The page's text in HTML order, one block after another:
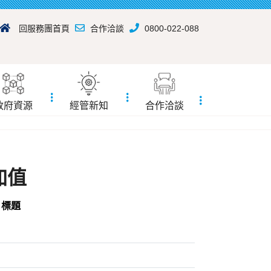
回服務團首頁 合作洽談 0800-022-088
府資源 經管新知
合作洽談
值
標題